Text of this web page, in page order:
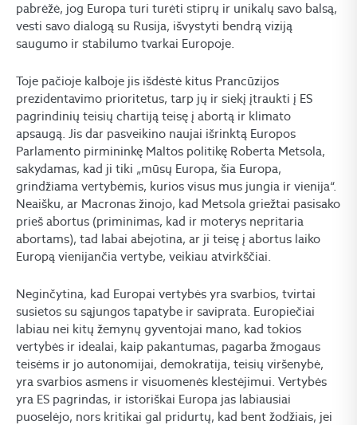
pabrėžė, jog Europa turi turėti stiprų ir unikalų savo balsą,
vesti savo dialogą su Rusija, išvystyti bendrą viziją
saugumo ir stabilumo tvarkai Europoje.
Toje pačioje kalboje jis išdėstė kitus Prancūzijos
prezidentavimo prioritetus, tarp jų ir siekį įtraukti į ES
pagrindinių teisių chartiją teisę į abortą ir klimato
apsaugą. Jis dar pasveikino naujai išrinktą Europos
Parlamento pirmininkę Maltos politikę Roberta Metsola,
sakydamas, kad ji tiki „mūsų Europa, šia Europa,
grindžiama vertybėmis, kurios visus mus jungia ir vienija“.
Neaišku, ar Macronas žinojo, kad Metsola griežtai pasisako
prieš abortus (priminimas, kad ir moterys nepritaria
abortams), tad labai abejotina, ar ji teisę į abortus laiko
Europą vienijančia vertybe, veikiau atvirkščiai.
Neginčytina, kad Europai vertybės yra svarbios, tvirtai
susietos su sąjungos tapatybe ir saviprata. Europiečiai
labiau nei kitų žemynų gyventojai mano, kad tokios
vertybės ir idealai, kaip pakantumas, pagarba žmogaus
teisėms ir jo autonomijai, demokratija, teisių viršenybė,
yra svarbios asmens ir visuomenės klestėjimui. Vertybės
yra ES pagrindas, ir istoriškai Europa jas labiausiai
puoselėjo, nors kritikai gal pridurtų, kad bent žodžiais, jei